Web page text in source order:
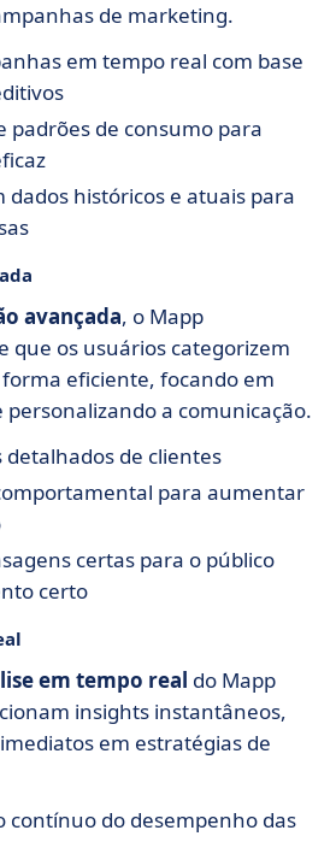
de marketing.
em tempo real com base
padrões de consumo para
dados históricos e atuais para
avançada, o Mapp
que os usuários categorizem
eficiente, focando em
personalizando a comunicação.
detalhados de clientes
para aumentar
certas para o público
certo
em tempo real do Mapp
insights instantâneos,
em estratégias de
do desempenho das